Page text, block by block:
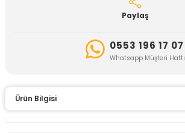
Paylaş
0553 196 17 07
Whatsapp Müşteri Hattı
Ürün Bilgisi